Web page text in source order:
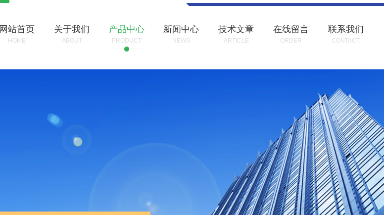
网站首页
HOME
关于我们
ABOUT
产品中心
PRODUCT
新闻中心
NEWS
技术文章
ARTICLE
在线留言
ORDER
联系我们
CONTACT